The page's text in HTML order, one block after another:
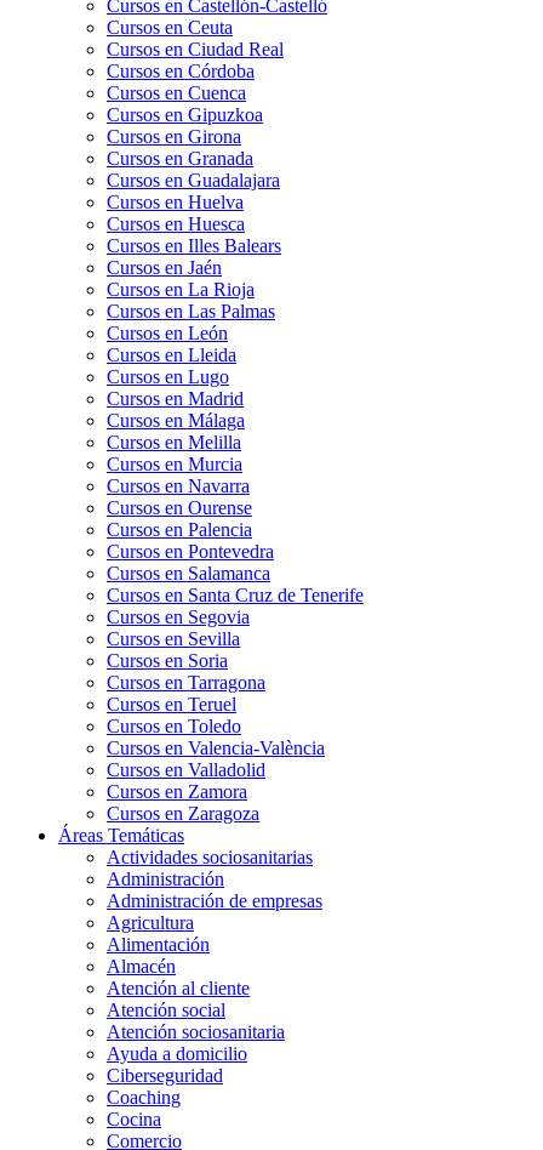
Cursos en Castellón-Castelló
Cursos en Ceuta
Cursos en Ciudad Real
Cursos en Córdoba
Cursos en Cuenca
Cursos en Gipuzkoa
Cursos en Girona
Cursos en Granada
Cursos en Guadalajara
Cursos en Huelva
Cursos en Huesca
Cursos en Illes Balears
Cursos en Jaén
Cursos en La Rioja
Cursos en Las Palmas
Cursos en León
Cursos en Lleida
Cursos en Lugo
Cursos en Madrid
Cursos en Málaga
Cursos en Melilla
Cursos en Murcia
Cursos en Navarra
Cursos en Ourense
Cursos en Palencia
Cursos en Pontevedra
Cursos en Salamanca
Cursos en Santa Cruz de Tenerife
Cursos en Segovia
Cursos en Sevilla
Cursos en Soria
Cursos en Tarragona
Cursos en Teruel
Cursos en Toledo
Cursos en Valencia-València
Cursos en Valladolid
Cursos en Zamora
Cursos en Zaragoza
Áreas Temáticas
Actividades sociosanitarias
Administración
Administración de empresas
Agricultura
Alimentación
Almacén
Atención al cliente
Atención social
Atención sociosanitaria
Ayuda a domicilio
Ciberseguridad
Coaching
Cocina
Comercio